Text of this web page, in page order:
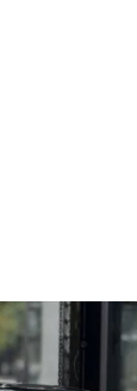
lart.br
Ago 6